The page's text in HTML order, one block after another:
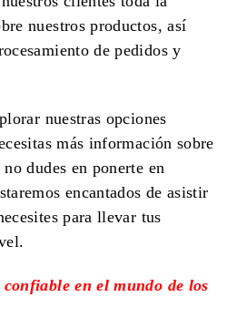
nuestros productos, así
de pedidos y
nuestras opciones
más información sobre
dudes en ponerte en
encantados de asistir
para llevar tus
confiable en el mundo de los